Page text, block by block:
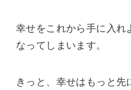
幸せをこれから手に入
なってしまいます。
きっと、幸せはもっと